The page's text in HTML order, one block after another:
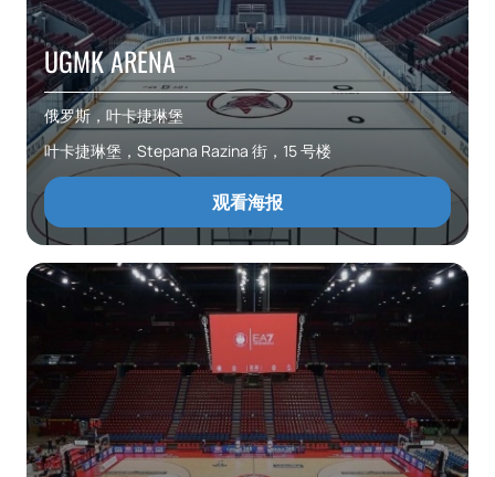
UGMK ARENA
俄罗斯，叶卡捷琳堡
叶卡捷琳堡，Stepana Razina 街，15 号楼
观看海报